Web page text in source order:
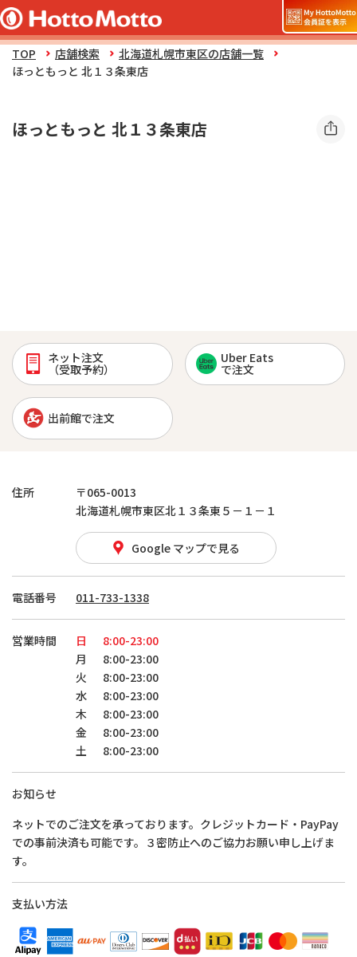
TOP 店舗検索
北海道札幌市東区の店舗一覧
ほっともっと 北１３条東店
ほっともっと 北１３条東店
ネット注文
（受取予約）
Uber Eats
で注文
出前館で注文
住所
〒065-0013
北海道札幌市東区北１３条東５－１－１
Google マップで見る
電話番号 011-733-1338
営業時間 日
8:00-23:00
月
8:00-23:00
火
8:00-23:00
水
8:00-23:00
木
8:00-23:00
金
8:00-23:00
土
8:00-23:00
お知らせ
ネットでのご注文を承っております。クレジットカード・PayPay
での事前決済も可能です。３密防止へのご協力お願い申し上げま
す。
支払い方法